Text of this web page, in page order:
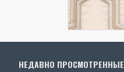
НЕДАВНО ПРОСМОТРЕННЫЕ